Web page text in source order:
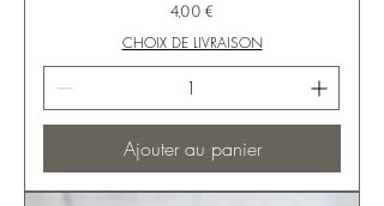
Prix
4,00 €
CHOIX DE LIVRAISON
Ajouter au panier